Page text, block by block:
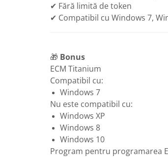
✔ Fără limită de token
✔ Compatibil cu Windows 7,
🎁 Bonus
ECM Titanium
Compatibil cu:
Windows 7
Nu este compatibil cu:
Windows XP
Windows 8
Windows 10
Program pentru programarea